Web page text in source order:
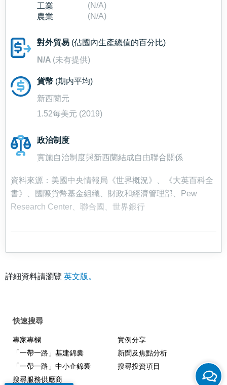
工業
(N/A)
農業
(N/A)
對外貿易 (佔國內生產總值的百分比)
N/A (未有提供)
貨幣 (期内平均)
新西蘭元
1.52每美元 (2019)
政治制度
實施自治制度與新西蘭結成自由聯合關係
資料來源：美國中央情報局《世界概況》、《大英百科全
書》、國際貨幣基金組織、財政和經濟管理部、Pew
Research Center、聯合國、世界銀行
詳細資料請瀏覽 英文版。
快速搜尋
專家專欄
實例分享
「一帶一路」基建錦囊
新聞及焦點分析
「一帶一路」中小企錦囊
搜尋投資項目
搜尋服務供應商